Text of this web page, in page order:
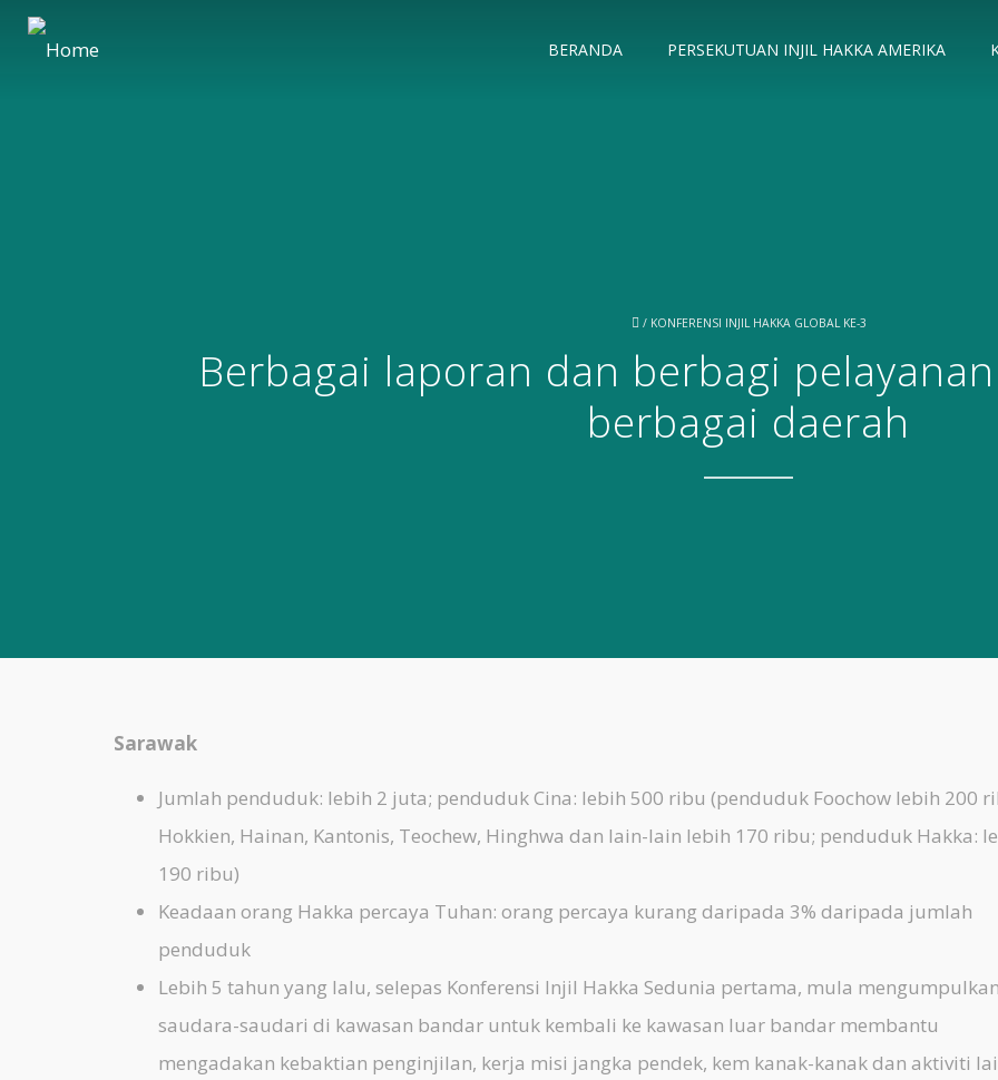
BERANDA PERSEKUTUAN INJIL HAKKA AMERIKA
/ KONFERENSI INJIL HAKKA GLOBAL KE-3
Berbagai laporan dan berbagi
berbagai daerah
Sarawak
Jumlah penduduk: lebih 2 juta; penduduk Cina: lebih 500 ribu (penduduk Foochow lebih 200
Hokkien, Hainan, Kantonis, Teochew, Hinghwa dan lain-lain lebih 170 ribu; penduduk Hakka:
190 ribu)
Keadaan orang Hakka percaya Tuhan: orang percaya kurang daripada 3% daripada jumlah
penduduk
Lebih 5 tahun yang lalu, selepas Konferensi Injil Hakka Sedunia pertama, mula mengumpulkan
saudara-saudari di kawasan bandar untuk kembali ke kawasan luar bandar membantu
mengadakan kebaktian penginjilan, kerja misi jangka pendek, kem kanak-kanak dan aktiviti